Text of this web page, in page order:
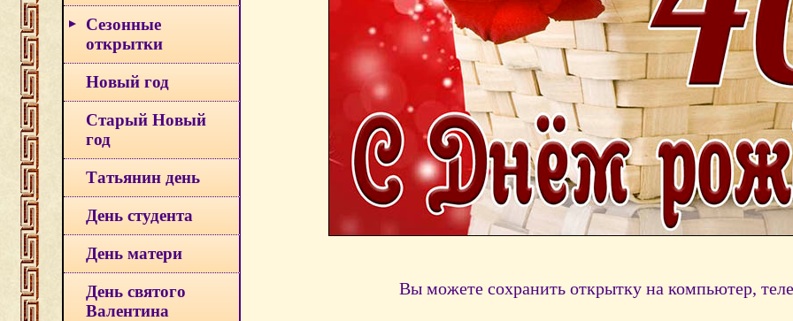
Сезонные
открытки
Новый год
Старый Новый
год
Татьянин день
День студента
День матери
День святого
Валентина
Вы можете сохранить открытку на компьютер,